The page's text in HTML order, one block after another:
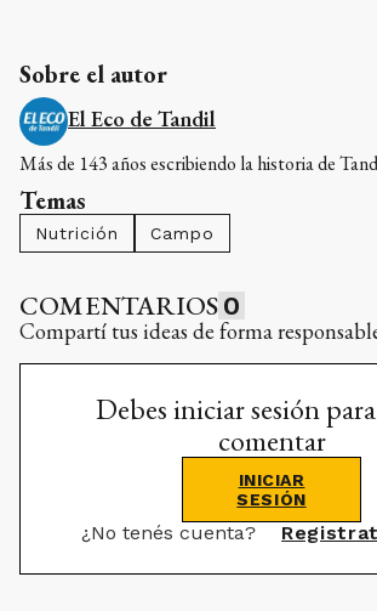
Sobre el autor
El Eco de Tandil
Más de 143 años escribiendo la historia de
Temas
Nutrición Campo
COMENTARIOS 0
Compartí tus ideas de forma
Debes iniciar sesión
comentar
INICIAR
SESIÓN
¿No tenés cuenta?